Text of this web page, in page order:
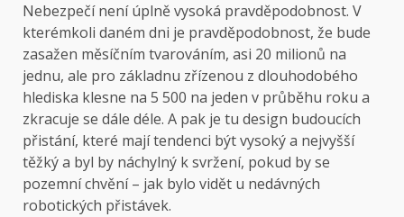
Nebezpečí není úplně vysoká pravděpodobnost. V
kterémkoli daném dni je pravděpodobnost, že bude
zasažen měsíčním tvarováním, asi 20 milionů na
jednu, ale pro základnu zřízenou z dlouhodobého
hlediska klesne na 5 500 na jeden v průběhu roku a
zkracuje se dále déle. A pak je tu design budoucích
přistání, které mají tendenci být vysoký a nejvyšší
těžký a byl by náchylný k svržení, pokud by se
pozemní chvění – jak bylo vidět u nedávných
robotických přistávek.